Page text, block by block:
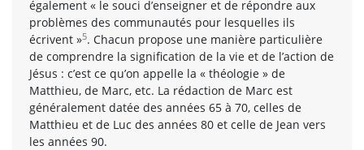
également « le souci d’enseigner et de répondre aux
problèmes des communautés pour lesquelles ils
écrivent »5. Chacun propose une manière particulière
de comprendre la signification de la vie et de l’action de
Jésus : c’est ce qu’on appelle la « théologie » de
Matthieu, de Marc, etc. La rédaction de Marc est
généralement datée des années 65 à 70, celles de
Matthieu et de Luc des années 80 et celle de Jean vers
les années 90.